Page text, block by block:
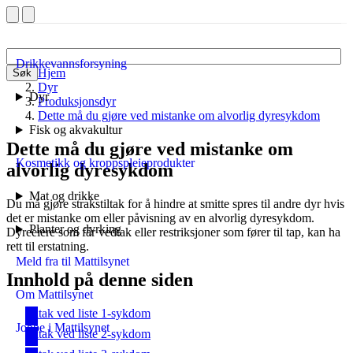
Søk
Drikkevannsforsyning
Dyr
Fisk og akvakultur
Kosmetikk og kroppspleieprodukter
Mat og drikke
Planter og dyrking
Meld fra til Mattilsynet
Om Mattilsynet
Jobbe i Mattilsynet
Hjem
Dyr
Produksjonsdyr
Dette må du gjøre ved mistanke om alvorlig dyresykdom
Dette må du gjøre ved mistanke om
alvorlig dyresykdom
Du må gjøre strakstiltak for å hindre at smitte spres til andre dyr hvis
det er mistanke om eller påvisning av en alvorlig dyresykdom.
Dyreeiere som får vedtak eller restriksjoner som fører til tap, kan ha
rett til erstatning.
Innhold på denne siden
Tiltak ved liste 1-sykdom
Tiltak ved liste 2-sykdom